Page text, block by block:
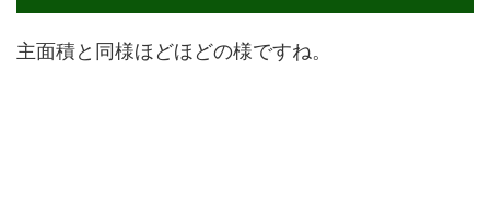
主面積と同様ほどほどの様ですね。